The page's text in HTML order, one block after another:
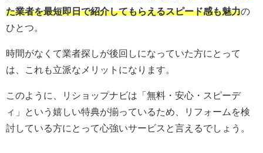
た業者を最短即日で紹介してもらえるスピード感も魅力の
ひとつ。
時間がなくて業者探しが後回しになっていた方にとって
は、これも立派なメリットになります。
このように、リショップナビは「無料・安心・スピーデ
ィ」という嬉しい特典が揃っているため、リフォームを検
討している方にとって心強いサービスと言えるでしょう。